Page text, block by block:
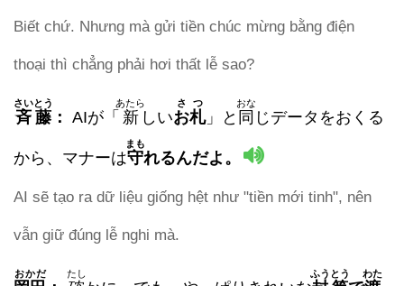
Biết chứ. Nhưng mà gửi tiền chúc mừng bằng điện
thoại thì chẳng phải hơi thất lễ sao?
斉藤
さいとう
： AIが「 新
あたら
しいお札
さつ
」と 同
おな
じデータをおくる
から、マナーは守
まも
れるんだよ。
AI sẽ tạo ra dữ liệu giống hệt như "tiền mới tinh", nên
vẫn giữ đúng lễ nghi mà.
おかだ たし ふうとう わた